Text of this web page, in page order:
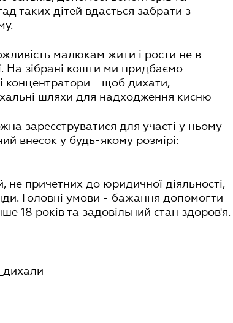
таких дітей вдається забрати з
малюкам жити і рости не в
На зібрані кошти ми придбаємо
концентратори - щоб дихати,
шляхи для надходження кисню
зареєструватися для участі у ньому
внесок у будь-якому розмірі:
причетних до юридичної діяльності,
Головні умови - бажання допомогти
18 років та задовільний стан здоров'я.